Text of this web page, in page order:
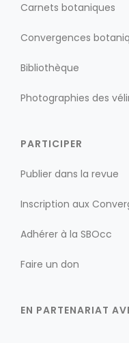
Carnets botaniques
Convergences
Bibliothèque
Photographies des
PARTICIPER
Publier dans la revue
Inscription aux
Adhérer à la SBOcc
Faire un don
EN PARTENARIAT